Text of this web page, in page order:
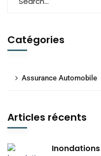
Catégories
Assurance Automobile
Articles récents